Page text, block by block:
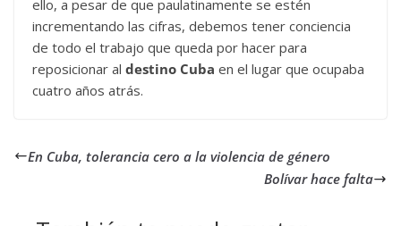
ello, a pesar de que paulatinamente se estén
incrementando las cifras, debemos tener conciencia
de todo el trabajo que queda por hacer para
reposicionar al destino Cuba en el lugar que ocupaba
cuatro años atrás.
En Cuba, tolerancia cero a la violencia de género
Bolívar hace falta